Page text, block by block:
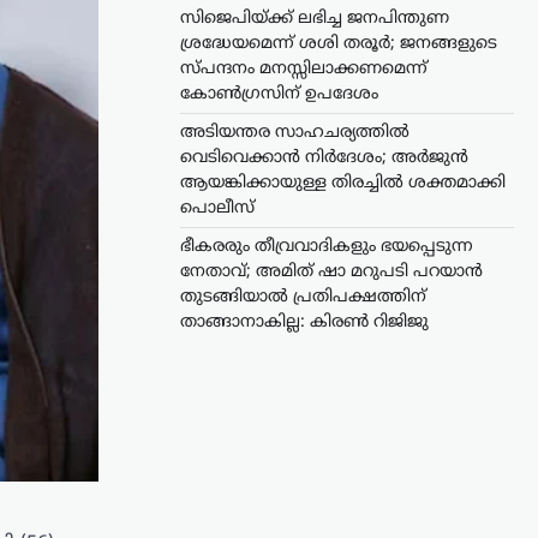
സിജെപിയ്ക്ക് ലഭിച്ച ജനപിന്തുണ
ശ്രദ്ധേയമെന്ന് ശശി തരൂർ; ജനങ്ങളുടെ
സ്പന്ദനം മനസ്സിലാക്കണമെന്ന്
കോൺഗ്രസിന് ഉപദേശം
അടിയന്തര സാഹചര്യത്തിൽ
വെടിവെക്കാൻ നിർദേശം; അർജുൻ
ആയങ്കിക്കായുള്ള തിരച്ചിൽ ശക്തമാക്കി
പൊലീസ്
ഭീകരരും തീവ്രവാദികളും ഭയപ്പെടുന്ന
നേതാവ്; അമിത് ഷാ മറുപടി പറയാൻ
തുടങ്ങിയാൽ പ്രതിപക്ഷത്തിന്
താങ്ങാനാകില്ല: കിരൺ റിജിജു